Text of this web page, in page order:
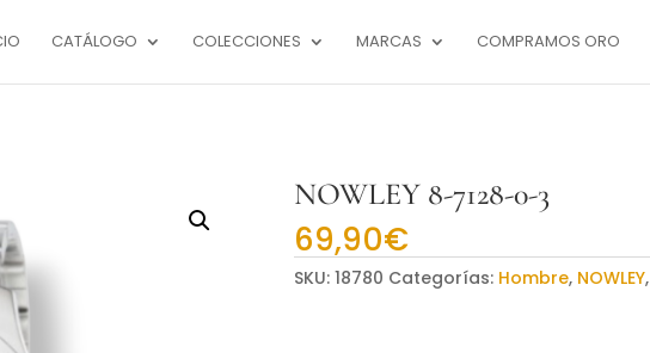
CATÁLOGO COLECCIONES MARCAS COMPRAMOS ORO
NOWLEY 8-7128-0-3
69,90€
SKU: 18780 Categorías: Hombre, NOWLEY,